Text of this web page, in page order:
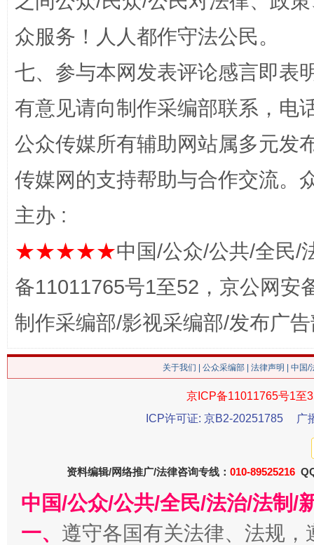
这是一记警钟！ 谢
今
魏明亮
众服务！人人都作守法公民。
七、参与本网发表评论感言即表
有意见请向制作采编部联系，电
公众传媒所有辅助网站属多元发
传媒网的支持帮助与合作交流。
主办 :
★★★★★中国/公众/公共/全民/
备11011765号1至52，京公网安
制作采编部/影视采编部/发布广
关于我们 公众采编部 法律声明 | 中国
京ICP备11011765号1至
ICP许可证: 京B2-20251785
广
资料编辑/网络推广/法律咨询专线： 010-89525216
中国/公众/公共/全民/法治/法制/
一、 遵守各国有关法律、法规